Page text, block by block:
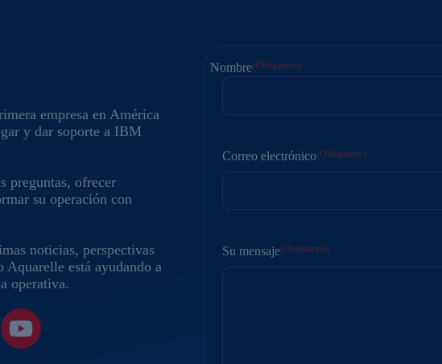
empresa en América
y dar soporte a IBM
preguntas, ofrecer
su operación con
noticias, perspectivas
está ayudando a
operativa.
Nombre(Obligatorio)
lugar
Correo electrónico(Obligatorio)
Su mensaje(Obligatorio)